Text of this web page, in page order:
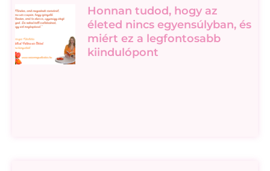
Honnan tudod, hogy az
életed nincs egyensúlyban, és
miért ez a legfontosabb
kiindulópont